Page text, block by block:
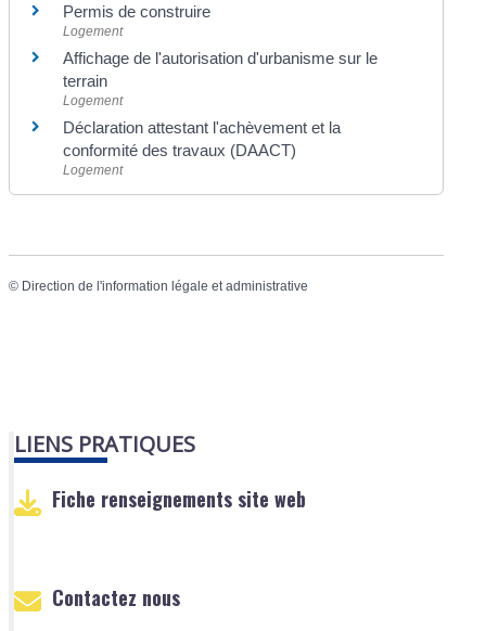
Permis de construire
Logement
Affichage de l'autorisation d'urbanisme sur le
terrain
Logement
Déclaration attestant l'achèvement et la
conformité des travaux (DAACT)
Logement
© Direction de l'information légale et administrative
LIENS PRATIQUES
Fiche renseignements site web
Contactez nous